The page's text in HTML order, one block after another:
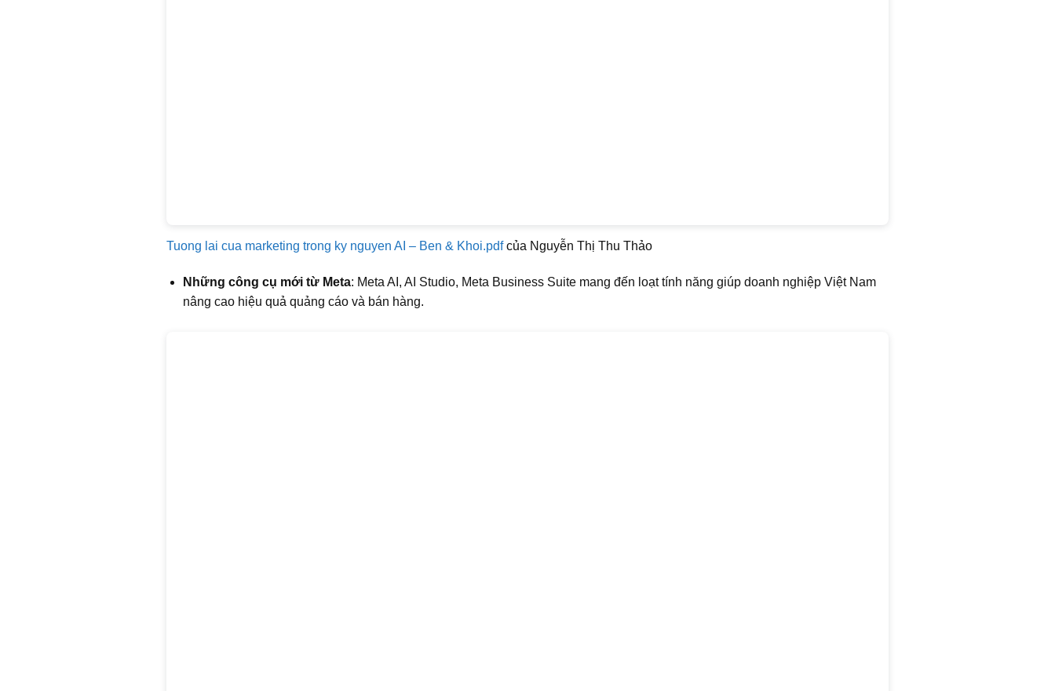
Tuong lai cua marketing trong ky nguyen AI – Ben & Khoi.pdfcủa Nguyễn Thị Thu Thảo
Những công cụ mới từ Meta: Meta AI, AI Studio, Meta Business Suite mang đến loạt tính năng giúp doanh nghiệp Việt Nam
nâng cao hiệu quả quảng cáo và bán hàng.